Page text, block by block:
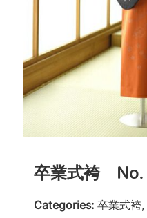
卒業式袴
Categories: 卒業式袴,